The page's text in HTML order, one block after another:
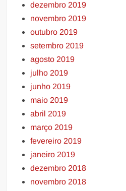
dezembro 2019
novembro 2019
outubro 2019
setembro 2019
agosto 2019
julho 2019
junho 2019
maio 2019
abril 2019
março 2019
fevereiro 2019
janeiro 2019
dezembro 2018
novembro 2018